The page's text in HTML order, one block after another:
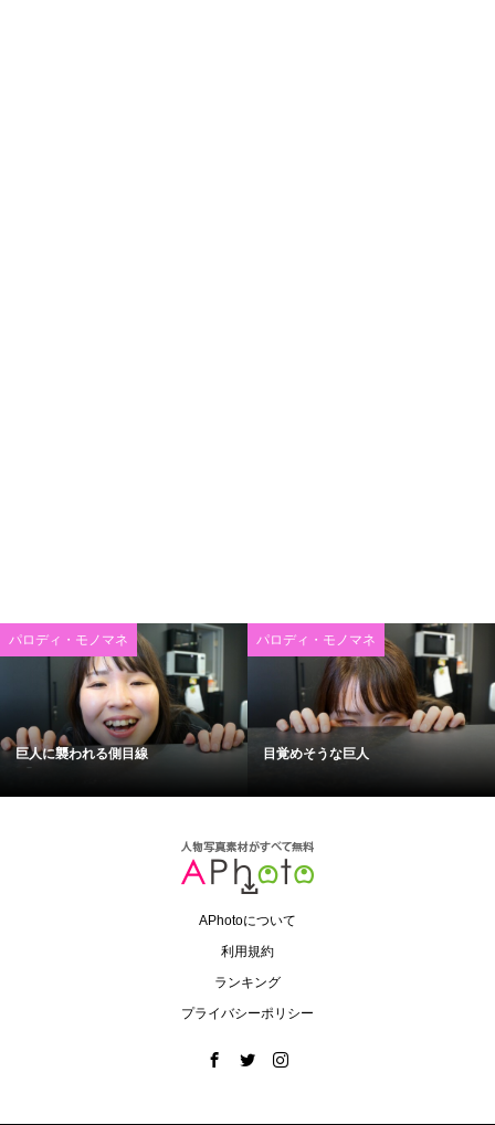
パロディ・モノマネ
巨人に襲われる側目線
パロディ・モノマネ
目覚めそうな巨人
APhotoについて
利用規約
ランキング
プライバシーポリシー